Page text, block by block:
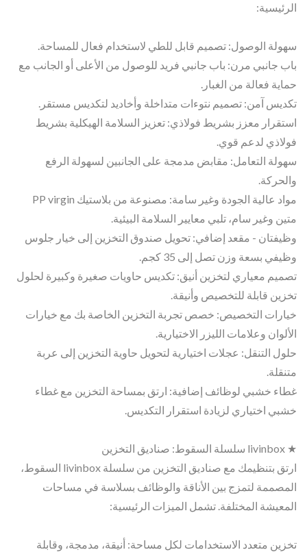
الرئيسية:
سهولة الوصول: تصميم قابل للطي لاستخدام فعال للمساحة.
باب جانبي مرن: باب جانبي فريد للوصول من الأعلى أو الجانب مع
حماية فعالة من الغبار.
تكديس آمن: تصميم نتوءات متداخلة وأخاديد لتكديس مستقر.
استقرار معزز بشريط فولاذي: تعزيز السلامة الهيكلية بشريط
فولاذي لدعم قوي.
سهولة التعامل: مقابض مدمجة على الجانبين لسهولة الرفع
والحركة.
مواد عالية الجودة وغير سامة: مصنوعة من بلاستيك PP virgin
متين وغير سام، تلبي معايير السلامة البيئية.
وظيفتان - مقعد إضافي: تحويل صندوق التخزين إلى خيار جلوس
وظيفي بسعة وزن تصل إلى 35 كجم.
تصميم معياري لتخزين أنيق: تكديس حاويات صغيرة وكبيرة لحلول
تخزين قابلة للتخصيص وأنيقة.
خيارات التخصيص: خصص تجربة التخزين الخاصة بك مع خيارات
الألوان وعلامات الليزر الاختيارية.
حلول التنقل: عجلات اختيارية لتحويل حاوية التخزين إلى عربة
متنقلة.
غطاء خشبي لوظائف إضافية: ارتق بمساحة التخزين مع غطاء
خشبي اختياري لزيادة استقرار التكديس.
★ livinbox سلسلة السقوط: صناديق التخزين
ارتق بتنظيمك مع صناديق التخزين من سلسلة livinbox السقوط،
المصممة لتمزج بين الأناقة والوظائف بسلاسة في مساحات
المعيشة المختلفة. تشمل الميزات الرئيسية:
تخزين متعدد الاستخدامات لكل مساحة: أنيقة، مدمجة، وقابلة